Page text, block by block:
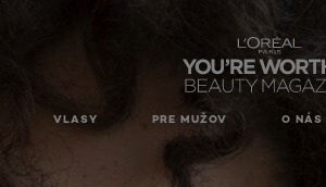
VLASY PRE MUŽOV O NÁS